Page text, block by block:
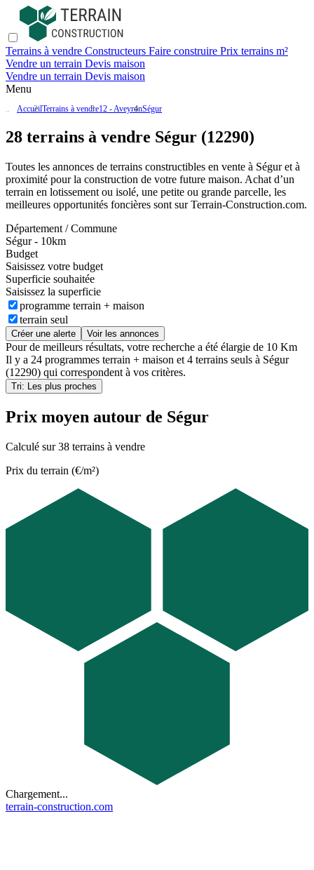
Terrains à vendre Constructeurs Faire construire Prix terrains m²
Vendre un terrain Devis maison
Vendre un terrain Devis maison
Menu
AccueilTerrains à vendre12 - AveyronSégur
28 terrains à vendre Ségur (12290)
Toutes les annonces de terrains constructibles en vente à Séguret à
proximité pour la construction de votre future maison. Achat d’un
terrain en lotissement ou isolé, une petite ou grande parcelle, les
meilleures opportunités foncières sont surTerrain-Construction.com.
Département / Commune
Ségur - 10km
Budget
Saisissez votre budget
Superficie souhaitée
Saisissez la superficie
programme terrain + maison
terrain seul
Créer une alerte Voir les annonces
Pour de meilleurs résultats, votre recherche a été élargie de 10 Km
Il y a 24 programmes terrain + maison et 4 terrains seuls à Ségur
(12290) qui correspondent à vos critères.
Tri: Les plus proches
Prix moyen autour de Ségur
Calculé sur 38 terrains à vendre
Prix du terrain (€/m²)
Chargement...
terrain-construction.com